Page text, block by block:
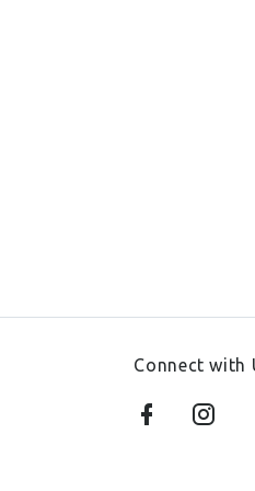
Connect with